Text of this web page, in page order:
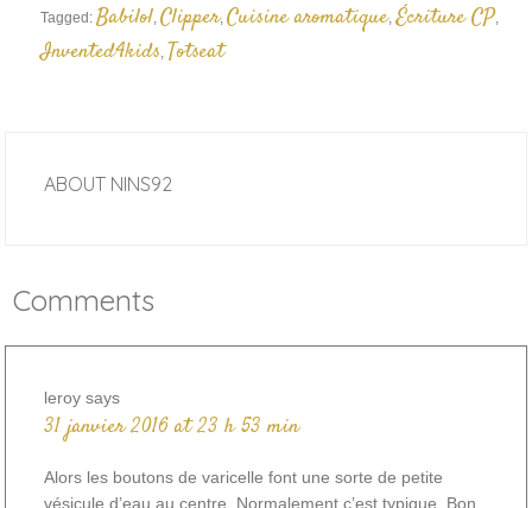
Tagged:Babilol,Clipper,Cuisine aromatique,Écriture CP,
Invented4kids, Totseat
ABOUT NINS92
Comments
leroy says
31 janvier 2016 at 23 h 53 min
Alors les boutons de varicelle font une sorte de petite
vésicule d’eau au centre. Normalement c’est typique. Bon